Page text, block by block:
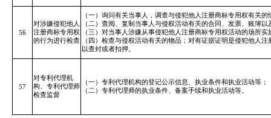
56
对涉嫌侵犯他人
注册商标专用权
的行为进行检查
（一）询问有关当事人，调查与侵犯他人注册商标专用权有关的
（二）查阅、复制当事人与侵权活动有关的合同、发票、账簿以
（三）对当事人涉嫌从事侵犯他人注册商标专用权活动的场所实
（四）检查与侵权活动有关的物品；对有证据证明是侵犯他人
以查封或者扣押。
57
对专利代理机
构、专利代理师
检查监督
（一）专利代理机构的登记公示信息、执业条件和执业活动等；
（二）专利代理师的执业条件、备案手续和执业活动等。